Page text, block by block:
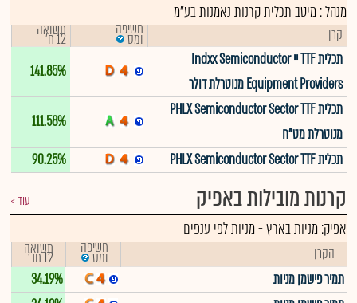
מנהל : מיטב תכלית קרנות נאמנות בע"מ
קרן חשיפה
ומס תשואה
12 ח'
תכלית TTF יי Indxx Semiconductor
Equipment Providers מנוטרלת דולר
141.85%
תכלית PHLX Semiconductor Sector TTF
מנוטרלת מט"ח
111.58%
תכלית PHLX Semiconductor Sector TTF
90.25%
קרנות מובילות באפיק עוד
אפיק:מניות בארץ-מניות לפי ענפים
הקרן חשיפה
ומס תשואה
12 חד'
תמיר פישמן מניות
34.19%